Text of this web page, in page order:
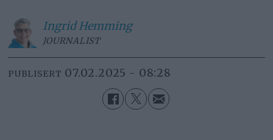
Ingrid Hemming
JOURNALIST
PUBLISERT 07.02.2025 - 08:28